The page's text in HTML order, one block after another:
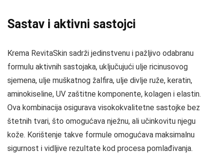
Sastav i aktivni sastojci
Krema RevitaSkin sadrži jedinstvenu i pažljivo odabranu
formulu aktivnih sastojaka, uključujući ulje ricinusovog
sjemena, ulje muškatnog žalfira, ulje divlje ruže, keratin,
aminokiseline, UV zaštitne komponente, kolagen i elastin.
Ova kombinacija osigurava visokokvalitetne sastojke bez
štetnih tvari, što omogućava nježnu, ali učinkovitu njegu
kože. Korištenje takve formule omogućava maksimalnu
sigurnost i vidljive rezultate kod procesa pomlađivanja.